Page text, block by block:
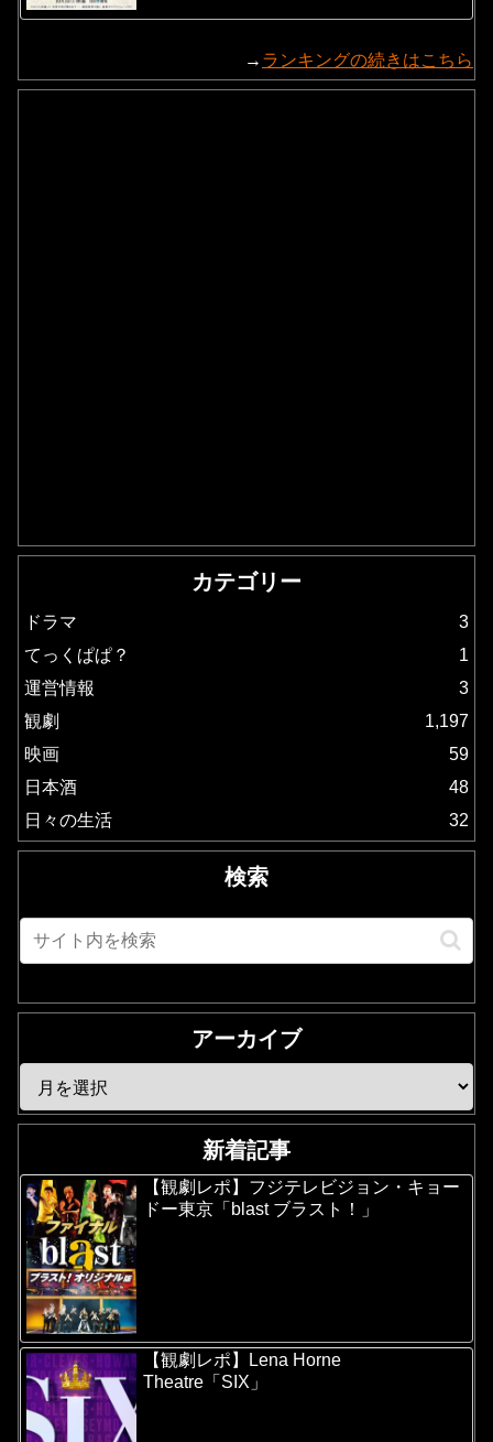
→ ランキングの続きはこちら
カテゴリー
ドラマ
3
てっくぱぱ？
1
運営情報
3
観劇
1,197
映画
59
日本酒
48
日々の生活
32
検索
アーカイブ
新着記事
【観劇レポ】フジテレビジョン・キョー
ドー東京「blast ブラスト！」
【観劇レポ】Lena Horne
Theatre「SIX」